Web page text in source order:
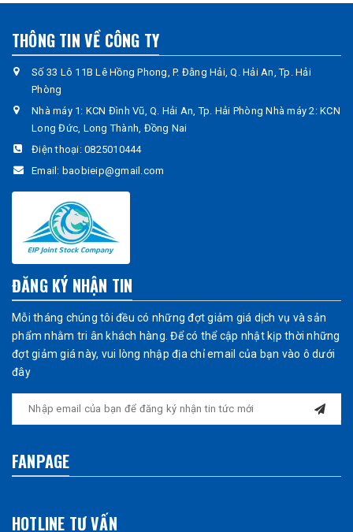
THÔNG TIN VỀ CÔNG TY
Số 33 Lô 11B Lê Hồng Phong, P. Đằng Hải, Q. Hải An, Tp. Hải
Phòng
Nhà máy 1: KCN Đình Vũ, Q. Hải An, Tp. Hải Phòng Nhà máy 2: KCN
Long Đức, Long Thành, Đồng Nai
Điện thoại: 0825010444
Email: baobieip@gmail.com
ĐĂNG KÝ NHẬN TIN
Mỗi tháng chúng tôi đều có những đợt giảm giá dịch vụ và sản
phẩm nhằm tri ân khách hàng. Để có thể cập nhật kịp thời những
đợt giảm giá này, vui lòng nhập địa chỉ email của bạn vào ô dưới
đây
FANPAGE
HOTLINE TƯ VẤN